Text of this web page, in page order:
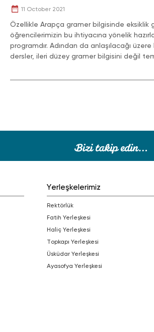
11 October 2021
Özellikle Arapça gramer bilgisinde eksiklik
öğrencilerimizin bu ihtiyacına yönelik
programdır. Adından da anlaşılacağı üzere
dersler, ileri düzey gramer bilgisini değil
Yerleşkelerimiz
Rektörlük
Fatih Yerleşkesi
Haliç Yerleşkesi
Topkapı Yerleşkesi
Üsküdar Yerleşkesi
Ayasofya Yerleşkesi